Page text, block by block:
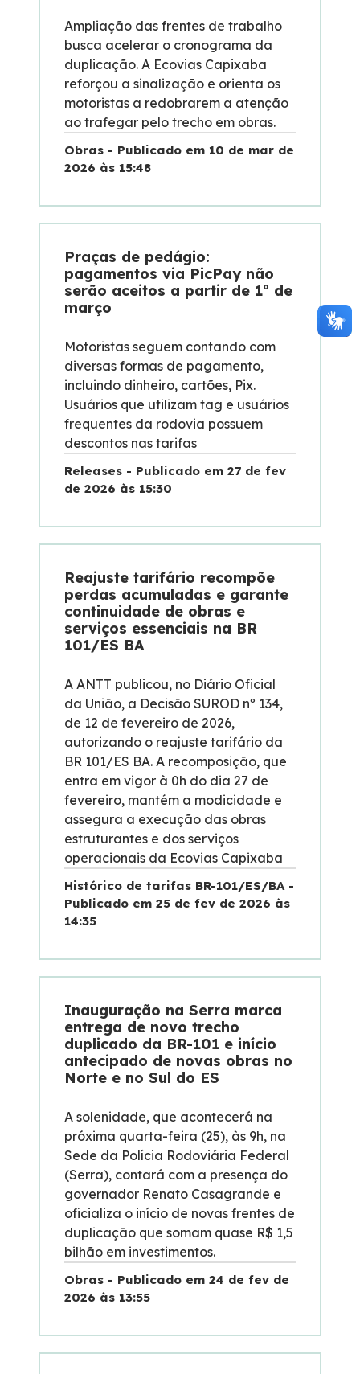
Ampliação das frentes de trabalho
busca acelerar o cronograma da
duplicação. A Ecovias Capixaba
reforçou a sinalização e orienta os
motoristas a redobrarem a atenção
ao trafegar pelo trecho em obras.
Obras - Publicado em 10 de mar de
2026 às 15:48
Praças de pedágio:
pagamentos via PicPay não
serão aceitos a partir de 1º de
março
Motoristas seguem contando com
diversas formas de pagamento,
incluindo dinheiro, cartões, Pix.
Usuários que utilizam tag e usuários
frequentes da rodovia possuem
descontos nas tarifas
Releases - Publicado em 27 de fev
de 2026 às 15:30
Reajuste tarifário recompõe
perdas acumuladas e garante
continuidade de obras e
serviços essenciais na BR
101/ES BA
A ANTT publicou, no Diário Oficial
da União, a Decisão SUROD nº 134,
de 12 de fevereiro de 2026,
autorizando o reajuste tarifário da
BR 101/ES BA. A recomposição, que
entra em vigor à 0h do dia 27 de
fevereiro, mantém a modicidade e
assegura a execução das obras
estruturantes e dos serviços
operacionais da Ecovias Capixaba
Histórico de tarifas BR-101/ES/BA -
Publicado em 25 de fev de 2026 às
14:35
Inauguração na Serra marca
entrega de novo trecho
duplicado da BR-101 e início
antecipado de novas obras no
Norte e no Sul do ES
A solenidade, que acontecerá na
próxima quarta-feira (25), às 9h, na
Sede da Polícia Rodoviária Federal
(Serra), contará com a presença do
governador Renato Casagrande e
oficializa o início de novas frentes de
duplicação que somam quase R$ 1,5
bilhão em investimentos.
Obras - Publicado em 24 de fev de
2026 às 13:55